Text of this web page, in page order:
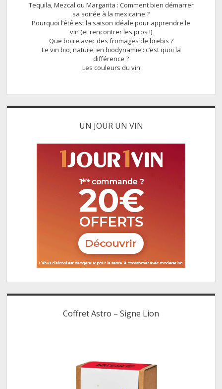
Tequila, Mezcal ou Margarita : Comment bien démarrer
sa soirée à la mexicaine ?
Pourquoi l’été est la saison idéale pour apprendre le
vin (et rencontrer les pros !)
Que boire avec des fromages de brebis ?
Le vin bio, nature, en biodynamie : c’est quoi la
différence ?
Les couleurs du vin
UN JOUR UN VIN
Coffret Astro – Signe Lion